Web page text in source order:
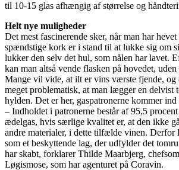
til 10-15 glas afhængig af størrelse og
Helt nye muligheder
Det mest fascinerende sker, når man har
spændstige kork er i stand til at lukke sig om
lukker den selv det hul, som nålen har lavet.
kan man altså vende flasken på hovedet,
Mange vil vide, at ilt er vins værste fjende,
meget problematisk, at man lægger en delvist
hylden. Det er her, gaspatronerne kommer
– Indholdet i patronerne består af 95,5
ædelgas, hvis særlige kvalitet er, at den ikke
andre materialer, i dette tilfælde vinen. Derfor
som et beskyttende lag, der udfylder det
har skabt, forklarer Thilde Maarbjerg,
Løgismose, som har agenturet på Coravin.